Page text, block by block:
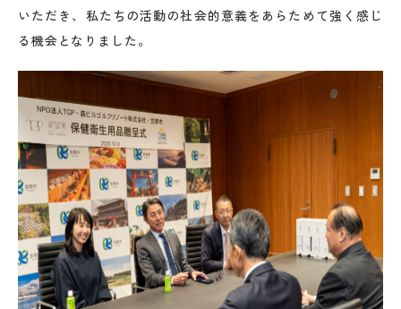
いただき、私たちの活動の社会的意義をあらためて強く感じ
る機会となりました。